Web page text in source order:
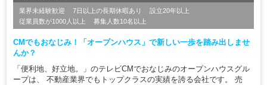
業界未経験歓迎 7日以上の長期休暇あり
設立20年以上
従業員数が1000人以上
募集人数10名以上
CMでもおなじみ！「オープンハウス」で新しい一歩を踏み出しませ
んか？
「便利地、好立地。」のテレビCMでおなじみのオープンハウスグル
ープは、 不動産業界でもトップクラスの実績を誇る会社です。 売